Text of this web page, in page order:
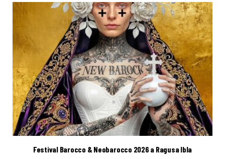
Festival Barocco & Neobarocco 2026 a Ragusa Ibla